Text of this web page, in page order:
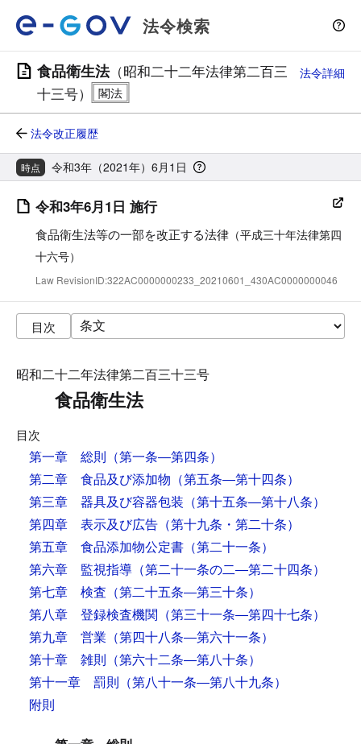
法令検索
食品衛生法（昭和二十二年法律第二百三
十三号）
法令詳細
法令改正履歴
時点 令和3年（2021年）6月1日
令和3年6月1日 施行
食品衛生法等の一部を改正する法律 （平成三十年法律第四
十六号）
Law RevisionID:322AC0000000233_20210601_430AC0000000046
目次
昭和二十二年法律第二百三十三号
食品衛生法
目次
第一章 総則 （第一条―第四条）
第二章 食品及び添加物 （第五条―第十四条）
第三章 器具及び容器包装 （第十五条―第十八条）
第四章 表示及び広告 （第十九条・第二十条）
第五章 食品添加物公定書 （第二十一条）
第六章 監視指導 （第二十一条の二―第二十四条）
第七章 検査 （第二十五条―第三十条）
第八章 登録検査機関 （第三十一条―第四十七条）
第九章 営業 （第四十八条―第六十一条）
第十章 雑則 （第六十二条―第八十条）
第十一章 罰則 （第八十一条―第八十九条）
附則